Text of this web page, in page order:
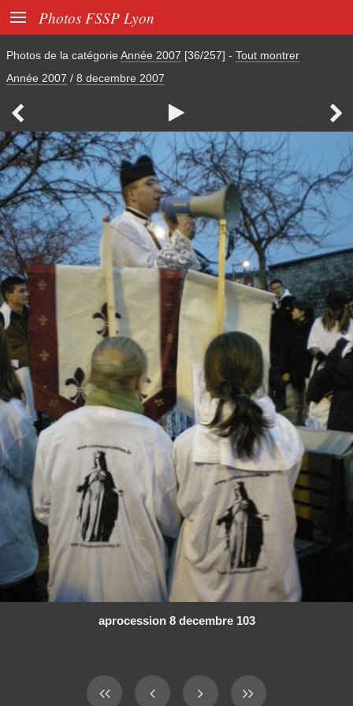
 Photos FSSP Lyon
Photos de la catégorie Année 2007 [36/257] - Tout montrer
Année 2007 / 8 decembre 2007
  
aprocession 8 decembre 103